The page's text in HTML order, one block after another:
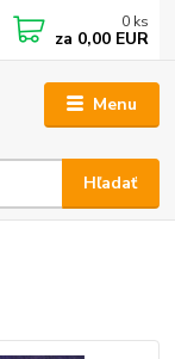
Menu
Hľadať
0 ks
za 0,00 EUR